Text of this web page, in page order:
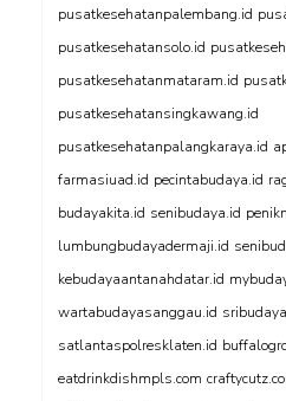
pusatkesehatanpalembang.id
pusatkesehatansolo.id
pusatkesehatanmataram.id
pusatkesehatansingkawang.id
pusatkesehatanpalangkaraya.id
farmasiuad.id pecintabudaya.id
budayakita.id senibudaya.id
lumbungbudayadermaji.id
kebudayaantanahdatar.id
wartabudayasanggau.id
satlantaspolresklaten.id
eatdrinkdishmpls.com